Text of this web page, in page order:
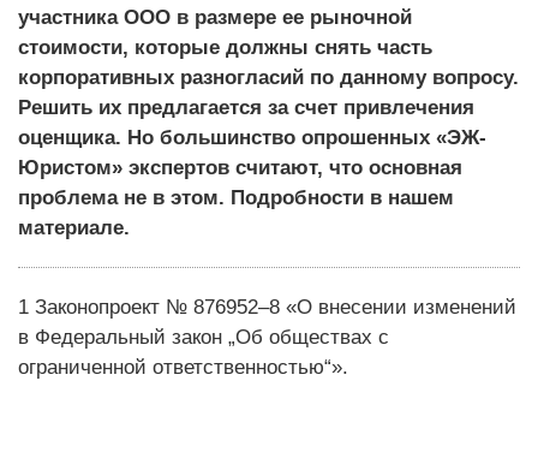
участника ООО в размере ее рыночной
стоимости, которые должны снять часть
корпоративных разногласий по данному вопросу.
Решить их предлагается за счет привлечения
оценщика. Но большинство опрошенных «ЭЖ-
Юристом» экспертов считают, что основная
проблема не в этом. Подробности в нашем
материале.
1 Законопроект № 876952–8 «О внесении изменений
в Федеральный закон „Об обществах с
ограниченной ответственностью“».